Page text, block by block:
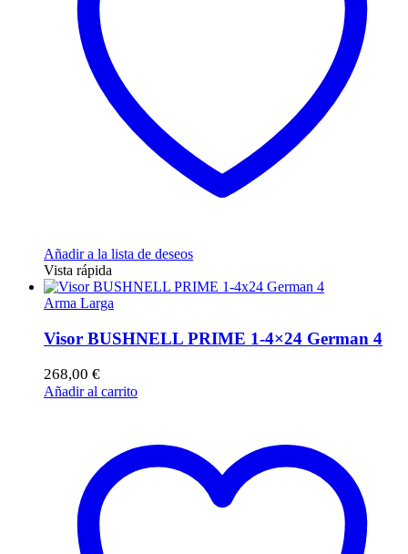
Añadir a la lista de deseos
Vista rápida
Arma Larga
Visor BUSHNELL PRIME 1-4×24 German 4
268,00 €
Añadir al carrito